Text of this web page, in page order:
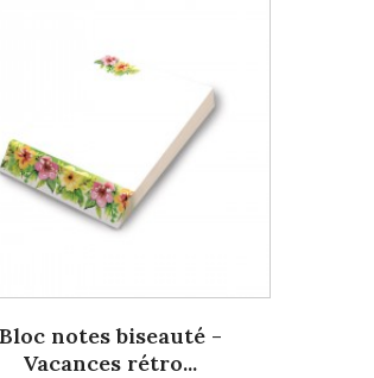
Bloc notes biseauté -
Vacances rétro...